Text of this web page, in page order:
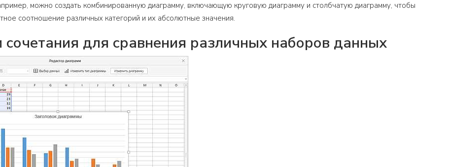
можно создать комбинированную диаграмму, включающую круговую диаграмму и столбчатую диаграмму, чтобы
соотношение различных категорий и их абсолютные значения.
сочетания для сравнения различных наборов данных